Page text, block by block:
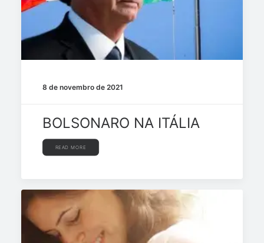
8 de novembro de 2021
BOLSONARO NA ITÁLIA
READ MORE